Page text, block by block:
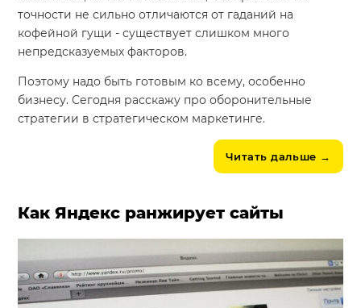
точности не сильно отличаются от гаданий на
кофейной гущи - существует слишком много
непредсказуемых факторов.
Поэтому надо быть готовым ко всему, особенно
бизнесу. Сегодня расскажу про оборонительные
стратегии в стратегическом маркетинге.
Читать дальше →
Как Яндекс ранжирует сайты